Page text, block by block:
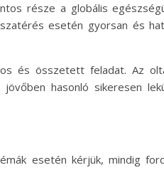
része a globális
esetén gyorsan és
és összetett feladat. Az
hasonló sikeresen
esetén kérjük, mindig